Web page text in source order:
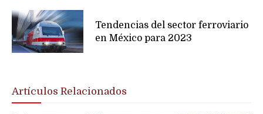
Tendencias del sector ferroviario
en México para 2023
Artículos Relacionados